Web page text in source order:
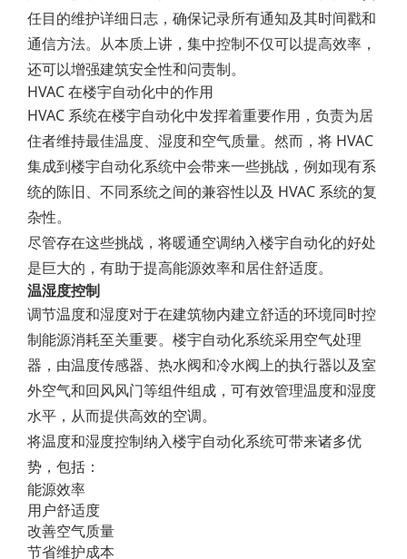
任目的维护详细日志，确保记录所有通知及其时间戳和
通信方法。从本质上讲，集中控制不仅可以提高效率，
还可以增强建筑安全性和问责制。
HVAC 在楼宇自动化中的作用
HVAC 系统在楼宇自动化中发挥着重要作用，负责为居
住者维持最佳温度、湿度和空气质量。然而，将 HVAC
集成到楼宇自动化系统中会带来一些挑战，例如现有系
统的陈旧、不同系统之间的兼容性以及 HVAC 系统的复
杂性。
尽管存在这些挑战，将暖通空调纳入楼宇自动化的好处
是巨大的，有助于提高能源效率和居住舒适度。
温湿度控制
调节温度和湿度对于在建筑物内建立舒适的环境同时控
制能源消耗至关重要。楼宇自动化系统采用空气处理
器，由温度传感器、热水阀和冷水阀上的执行器以及室
外空气和回风风门等组件组成，可有效管理温度和湿度
水平，从而提供高效的空调。
将温度和湿度控制纳入楼宇自动化系统可带来诸多优
势，包括：
能源效率
用户舒适度
改善空气质量
节省维护成本